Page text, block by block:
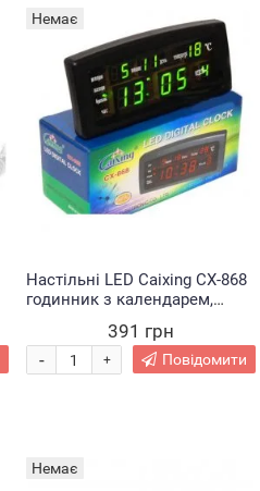
Немає
Настільні LED Caixing CX-868
годинник з календарем,
391 грн
+
- Повідомити
Немає